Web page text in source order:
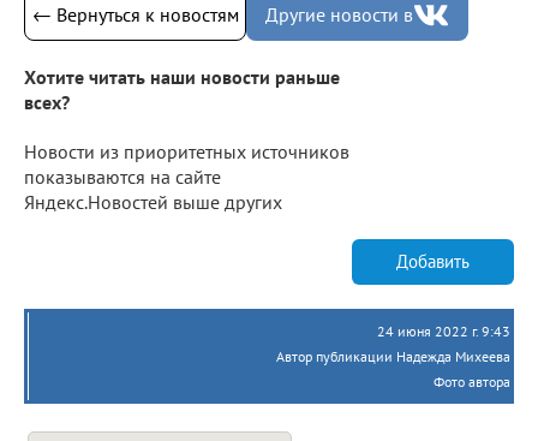
← Вернуться к новостям Другие новости в
Хотите читать наши новости раньше
всех?
Новости из приоритетных источников
показываются на сайте
Яндекс.Новостей выше других
Добавить
24 июня 2022 г. 9:43
Автор публикации Надежда Михеева
Фото автора